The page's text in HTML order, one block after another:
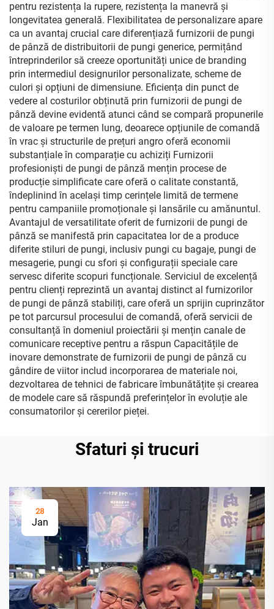
pentru rezistența la rupere, rezistența la manevră și
longevitatea generală. Flexibilitatea de personalizare apare
ca un avantaj crucial care diferențiază furnizorii de pungi
de pânză de distribuitorii de pungi generice, permițând
întreprinderilor să creeze oportunități unice de branding
prin intermediul designurilor personalizate, scheme de
culori și opțiuni de dimensiune. Eficiența din punct de
vedere al costurilor obținută prin furnizorii de pungi de
pânză devine evidentă atunci când se compară propunerile
de valoare pe termen lung, deoarece opțiunile de comandă
în vrac și structurile de prețuri angro oferă economii
substanțiale în comparație cu achiziți Furnizorii
profesioniști de pungi de pânză mențin procese de
producție simplificate care oferă o calitate constantă,
îndeplinind în același timp cerințele limită de termene
pentru campaniile promoționale și lansările cu amănuntul.
Avantajul de versatilitate oferit de furnizorii de pungi de
pânză se manifestă prin capacitatea lor de a produce
diferite stiluri de pungi, inclusiv pungi cu bagaje, pungi de
mesagerie, pungi cu sfori și configurații speciale care
servesc diferite scopuri funcționale. Serviciul de excelență
pentru clienți reprezintă un avantaj distinct al furnizorilor
de pungi de pânză stabiliți, care oferă un sprijin cuprinzător
pe tot parcursul procesului de comandă, oferă servicii de
consultanță în domeniul proiectării și mențin canale de
comunicare receptive pentru a răspun Capacitățile de
inovare demonstrate de furnizorii de pungi de pânză cu
gândire de viitor includ incorporarea de materiale noi,
dezvoltarea de tehnici de fabricare îmbunătățite și crearea
de modele care să răspundă preferințelor în evoluție ale
consumatorilor și cererilor pieței.
Sfaturi și trucuri
28
Jan